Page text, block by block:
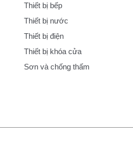
Thiết bị bếp
Thiết bị nước
Thiết bị điện
Thiết bị khóa cửa
Sơn và chống thấm